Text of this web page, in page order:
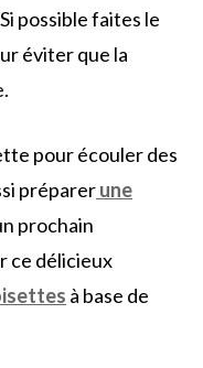
possible faites le
éviter que la
pour écouler des
préparerune
prochain
ce délicieux
à base de